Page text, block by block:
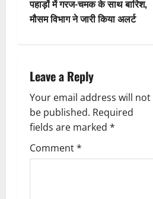
t
a
v
i
g
पहाड़ों में गरज-चमक के साथ बारिश,
मौसम विभाग ने जारी किया अलर्ट
Leave a Reply
Your email address will not
be published. Required
fields are marked *
Comment*